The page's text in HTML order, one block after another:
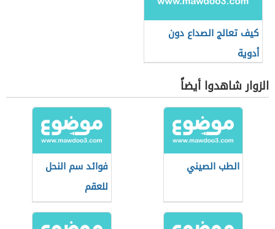
كيف تعالج الصداع دون
أدوية
الزوار شاهدوا أيضاً
الطب الصيني
فوائد سم النحل
للعقم